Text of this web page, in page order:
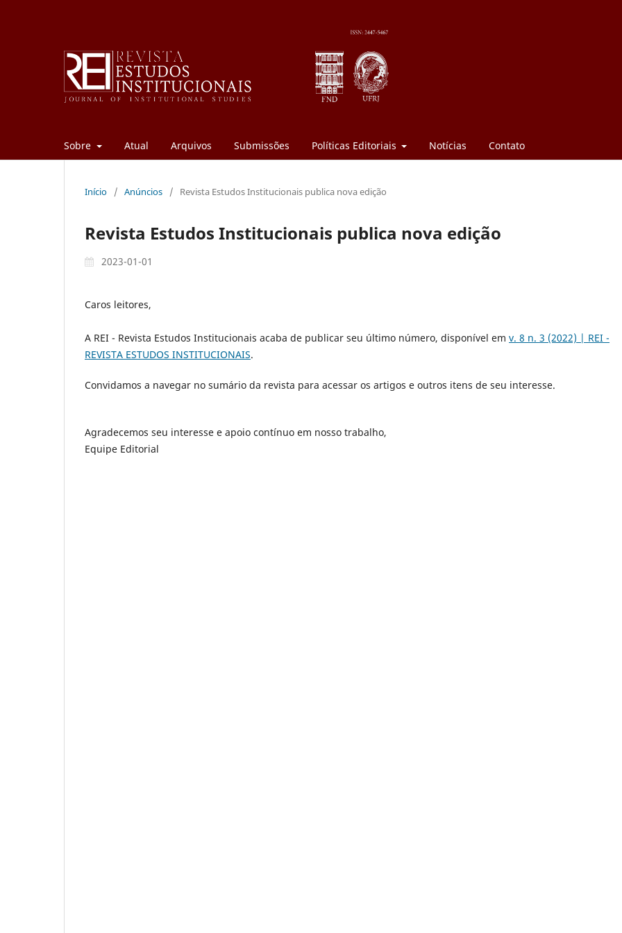
Sobre Atual Arquivos Submissões Políticas Editoriais Notícias Contato
Início / Anúncios / Revista Estudos Institucionais publica nova edição
Revista Estudos Institucionais publica nova edição
2023-01-01
Caros leitores,
A REI - Revista Estudos Institucionais acaba de publicar seu último número, disponível em v. 8 n. 3 (2022) | REI -
REVISTA ESTUDOS INSTITUCIONAIS.
Convidamos a navegar no sumário da revista para acessar os artigos e outros itens de seu interesse.
Agradecemos seu interesse e apoio contínuo em nosso trabalho,
Equipe Editorial